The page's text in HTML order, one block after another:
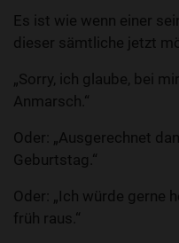
Es ist wie wenn einer
dieser sämtliche jetzt
„Sorry, ich glaube, bei
Anmarsch.“
Oder: „Ausgerechnet
Geburtstag.“
Oder: „Ich würde gerne
früh raus.“